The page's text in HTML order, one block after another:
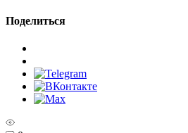
Поделиться